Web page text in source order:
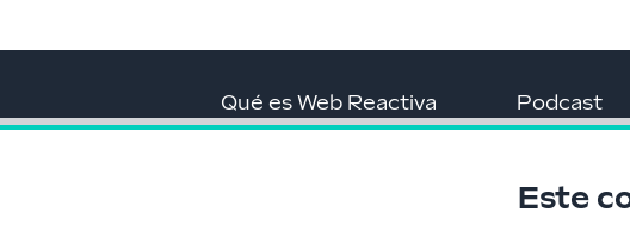
Este
Qué es Web Reactiva Podcast
Blog